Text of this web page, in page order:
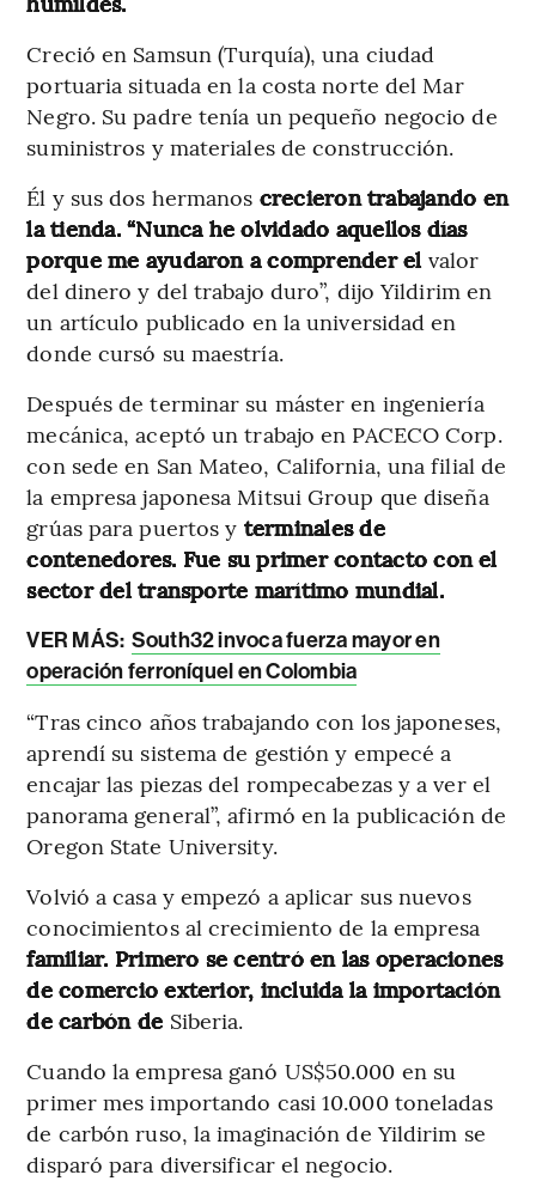
Creció en Samsun (Turquía), una ciudad
portuaria situada en la costa norte del Mar
Negro. Su padre tenía un pequeño negocio de
suministros y materiales de construcción.
Él y sus dos hermanos crecieron trabajando en
la tienda. “Nunca he olvidado aquellos días
porque me ayudaron a comprender el valor
del dinero y del trabajo duro”, dijo Yildirim en
un artículo publicado en la universidad en
donde cursó su maestría.
Después de terminar su máster en ingeniería
mecánica, aceptó un trabajo en PACECO Corp.
con sede en San Mateo, California, una filial de
la empresa japonesa Mitsui Group que diseña
grúas para puertos y terminales de
contenedores. Fue su primer contacto con el
sector del transporte marítimo mundial.
VER MÁS: South32 invoca fuerza mayor en
operación ferroníquel en Colombia
“Tras cinco años trabajando con los japoneses,
aprendí su sistema de gestión y empecé a
encajar las piezas del rompecabezas y a ver el
panorama general”, afirmó en la publicación de
Oregon State University.
Volvió a casa y empezó a aplicar sus nuevos
conocimientos al crecimiento de la empresa
familiar. Primero se centró en las operaciones
de comercio exterior, incluida la importación
de carbón de Siberia.
Cuando la empresa ganó US$50.000 en su
primer mes importando casi 10.000 toneladas
de carbón ruso, la imaginación de Yildirim se
disparó para diversificar el negocio.